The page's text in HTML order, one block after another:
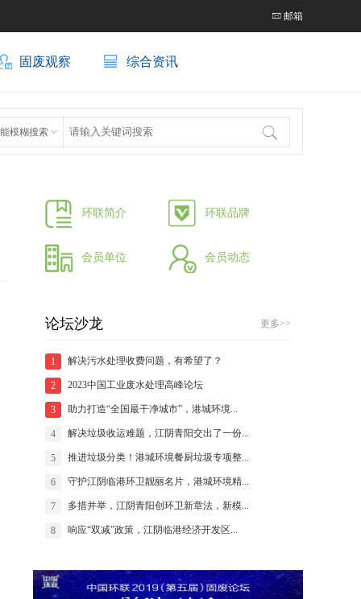
邮箱
固废观察 综合资讯
项目典型技术案例”的通知 关于征集“固废&环卫项目典型技术案例”的通知
模糊搜索
环联简介 环联品牌
会员单位 会员动态
论坛沙龙 更多>>
1 解决污水处理收费问题，有希望了？
2 2023中国工业废水处理高峰论坛
3 助力打造“全国最干净城市”，港城环境...
4 解决垃圾收运难题，江阴青阳交出了一份...
5 推进垃圾分类！港城环境餐厨垃圾专项整...
6 守护江阴临港环卫靓丽名片，港城环境精...
7 多措并举，江阴青阳创环卫新章法，新模...
8 响应“双减”政策，江阴临港经济开发区...